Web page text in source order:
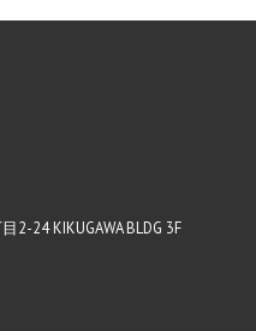
2-24 KIKUGAWA BLDG 3F